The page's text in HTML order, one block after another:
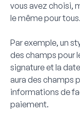
vous avez choisi,
le même pour tous.
Par exemple, un
des champs pour
signature et la
aura des champs
informations de
paiement.